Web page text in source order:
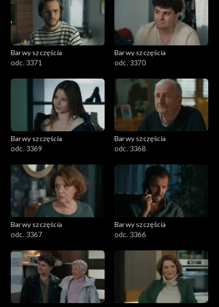
Barwy szczęścia
odc. 3371
Barwy szczęścia
odc. 3370
Barwy szczęścia
odc. 3369
Barwy szczęścia
odc. 3368
Barwy szczęścia
odc. 3367
Barwy szczęścia
odc. 3366